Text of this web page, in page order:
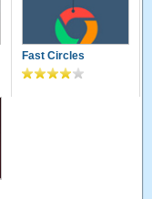
Fast Circles